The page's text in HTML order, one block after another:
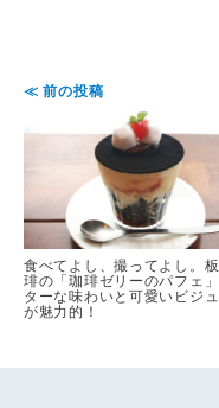
≪ 前の投稿
食べてよし、撮ってよし。
琲の「珈琲ゼリーのパフェ
ターな味わいと可愛いビジ
が魅力的！